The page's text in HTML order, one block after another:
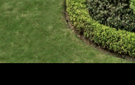
发展新模式，完善商品房开发、
点关注这三个方面